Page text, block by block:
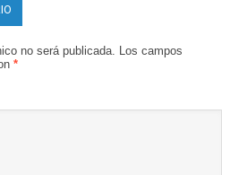
no será publicada. Los campos
*